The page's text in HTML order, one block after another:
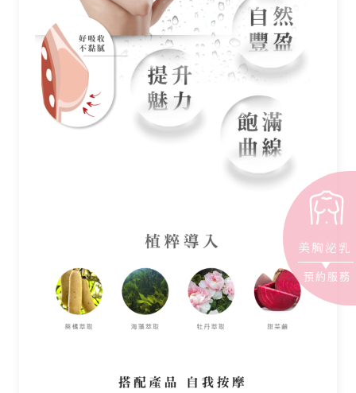
美胸泌乳
預約服務